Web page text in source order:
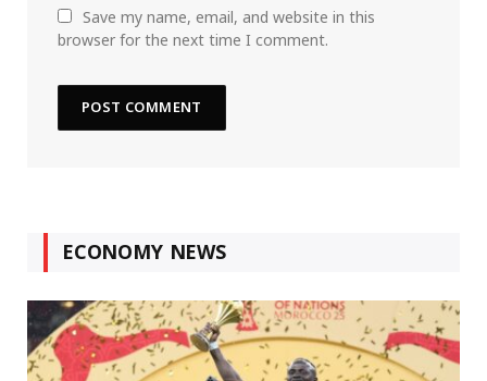
Save my name, email, and website in this
browser for the next time I comment.
ECONOMY NEWS